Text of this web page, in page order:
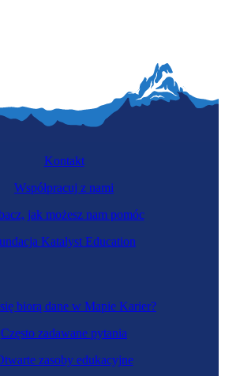
biorą dane w Mapie Karier?
Często zadawane pytania
zasoby edukacyjne
Kontakt
Współpracuj z nami
jak możesz nam pomóc
Katalyst Education